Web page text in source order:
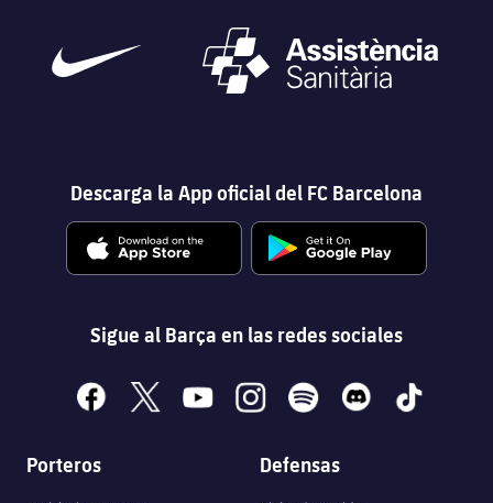
plusicon
más
Spotify Camp Nou
Palau Blaugrana
plusicon
más
plusicon
más
Descarga la App oficial del FC Barcelona
Sigue al Barça en las redes sociales
facebook
x youtubeinstagramspotify discord tiktok
Porteros Defensas